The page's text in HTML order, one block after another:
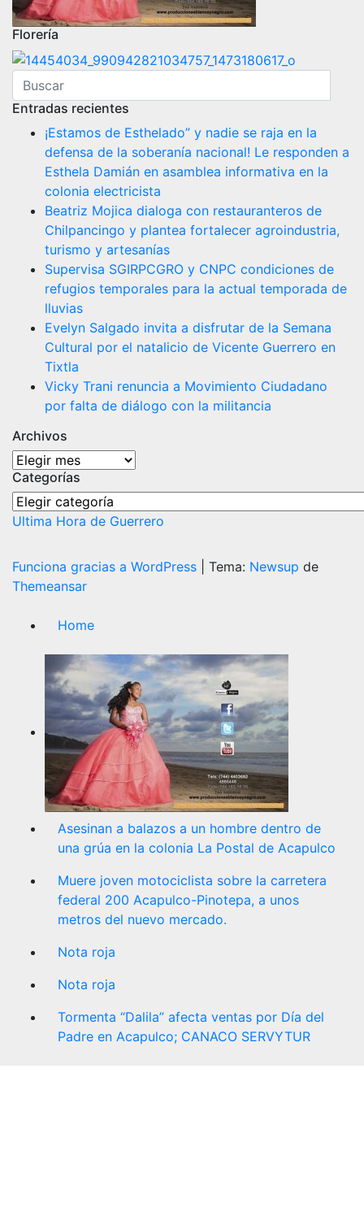
Florería
Entradas recientes
¡Estamos de Esthelado” y nadie se raja en la
defensa de la soberanía nacional! Le responden a
Esthela Damián en asamblea informativa en la
colonia electricista
Beatriz Mojica dialoga con restauranteros de
Chilpancingo y plantea fortalecer agroindustria,
turismo y artesanías
Supervisa SGIRPCGRO y CNPC condiciones de
refugios temporales para la actual temporada de
lluvias
Evelyn Salgado invita a disfrutar de la Semana
Cultural por el natalicio de Vicente Guerrero en
Tixtla
Vicky Trani renuncia a Movimiento Ciudadano
por falta de diálogo con la militancia
Archivos
Archivos
Categorías
Categorías
Ultima Hora de Guerrero
Funciona gracias a WordPress Tema: Newsup de
Themeansar
Home
Asesinan a balazos a un hombre dentro de
una grúa en la colonia La Postal de Acapulco
Muere joven motociclista sobre la carretera
federal 200 Acapulco-Pinotepa, a unos
metros del nuevo mercado.
Nota roja
Nota roja
Tormenta “Dalila” afecta ventas por Día del
Padre en Acapulco; CANACO SERVYTUR